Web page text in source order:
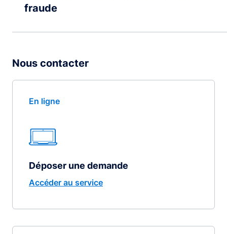
fraude
Nous contacter
En ligne
Déposer une demande
Accéder au service